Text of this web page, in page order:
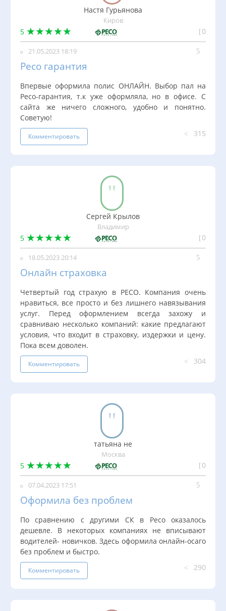
Настя Гурьянова
Киров
5 0
21.05.2023 18:19
Ресо гарантия
Впервые оформила полис ОНЛАЙН. Выбор пал на
Ресо-гарантия, т.к уже оформляла, но в офисе. С
сайта же ничего сложного, удобно и понятно.
Советую!
Комментировать 315
Сергей Крылов
Владимир
5 0
18.05.2023 20:14
Онлайн страховка
Четвертый год страхую в РЕСО. Компания очень
нравиться, все просто и без лишнего навязывания
услуг. Перед оформлением всегда захожу и
сравниваю несколько компаний: какие предлагают
условия, что входит в страховку, издержки и цену.
Пока всем доволен.
Комментировать 304
татьяна не
Москва
5 0
07.04.2023 17:51
Оформила без проблем
По сравнению с другими СК в Ресо оказалось
дешевле. В некоторых компаниях не вписывают
водителей- новичков. Здесь оформила онлайн-осаго
без проблем и быстро.
Комментировать 290